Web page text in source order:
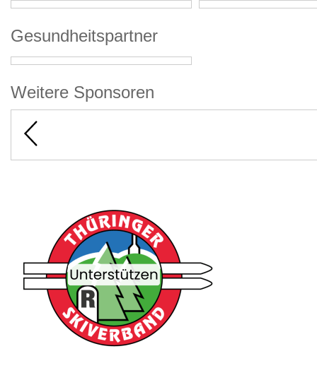
Gesundheitspartner
Weitere Sponsoren